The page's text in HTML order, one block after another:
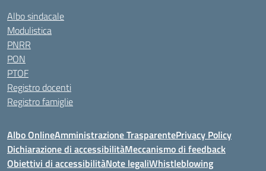
Albo sindacale
Modulistica
PNRR
PON
PTOF
Registro docenti
Registro famiglie
Albo OnlineAmministrazione TrasparentePrivacy Policy
Dichiarazione di accessibilitàMeccanismo di feedback
Obiettivi di accessibilitàNote legaliWhistleblowing